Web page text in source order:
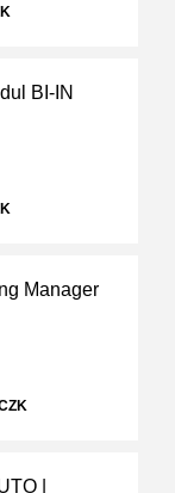
BI-IN
Manager
|